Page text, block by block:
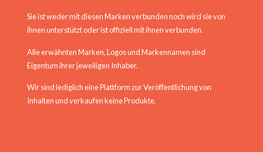
Sie ist weder mit diesen Marken verbunden noch wird sie von
ihnen unterstützt oder ist offiziell mit ihnen verbunden.
Alle erwähnten Marken, Logos und Markennamen sind
Eigentum ihrer jeweiligen Inhaber.
Wir sind lediglich eine Plattform zur Veröffentlichung von
Inhalten und verkaufen keine Produkte.